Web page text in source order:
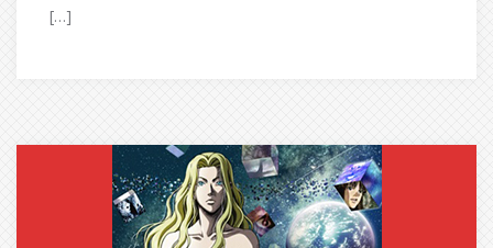
[…]